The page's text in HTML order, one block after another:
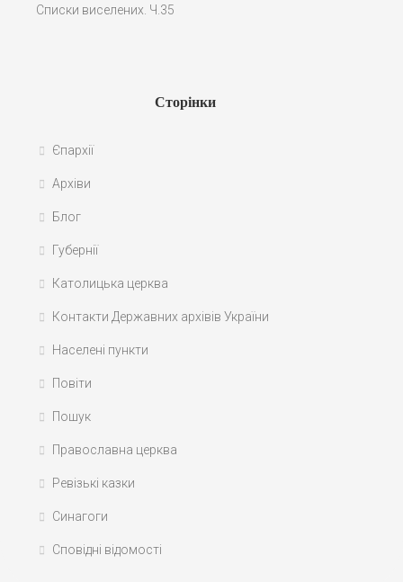
Списки виселених. Ч.35
Сторінки
Єпархії
Архіви
Блог
Губернії
Католицька церква
Контакти Державних архівів України
Населені пункти
Повіти
Пошук
Православна церква
Ревізькі казки
Синагоги
Сповідні відомості